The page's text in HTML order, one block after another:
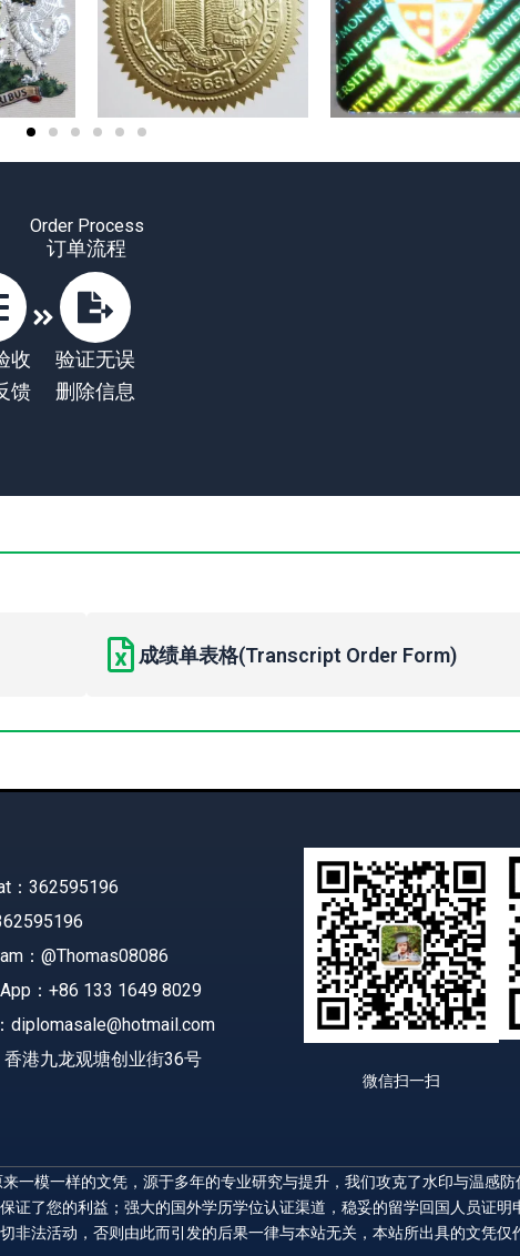
Order Process
订单流程
收
馈
验证无误
删除信息
成绩单表格(Transcript Order Form)
：362595196
：@Thomas08086
：+86 133 1649 8029
diplomasale@hotmail.com
港九龙观塘创业街36号
微信扫一扫
模一样的文凭，源于多年的专业研究与提升，我们攻克了水印与温感防
了您的利益；强大的国外学历学位认证渠道，稳妥的留学回国人员证
法活动，否则由此而引发的后果一律与本站无关，本站所出具的文凭仅